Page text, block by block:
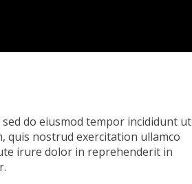
sed do eiusmod tempor incididunt ut
quis nostrud exercitation ullamco
irure dolor in reprehenderit in